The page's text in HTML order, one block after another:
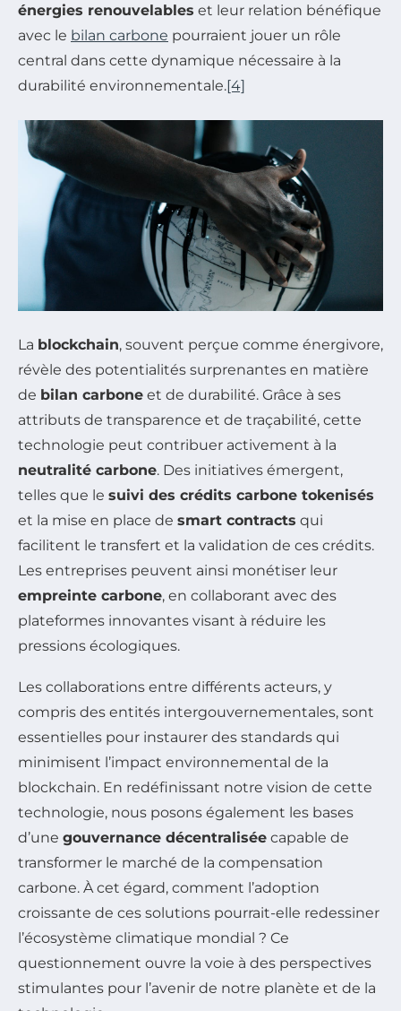
énergies renouvelables et leur relation bénéfique
avec le bilan carbone pourraient jouer un rôle
central dans cette dynamique nécessaire à la
durabilité environnementale.[4]
La blockchain, souvent perçue comme énergivore,
révèle des potentialités surprenantes en matière
de bilan carbone et de durabilité. Grâce à ses
attributs de transparence et de traçabilité, cette
technologie peut contribuer activement à la
neutralité carbone. Des initiatives émergent,
telles que le suivi des crédits carbone tokenisés
et la mise en place de smart contracts qui
facilitent le transfert et la validation de ces crédits.
Les entreprises peuvent ainsi monétiser leur
empreinte carbone, en collaborant avec des
plateformes innovantes visant à réduire les
pressions écologiques.
Les collaborations entre différents acteurs, y
compris des entités intergouvernementales, sont
essentielles pour instaurer des standards qui
minimisent l’impact environnemental de la
blockchain. En redéfinissant notre vision de cette
technologie, nous posons également les bases
d’une gouvernance décentralisée capable de
transformer le marché de la compensation
carbone. À cet égard, comment l’adoption
croissante de ces solutions pourrait-elle redessiner
l’écosystème climatique mondial ? Ce
questionnement ouvre la voie à des perspectives
stimulantes pour l’avenir de notre planète et de la